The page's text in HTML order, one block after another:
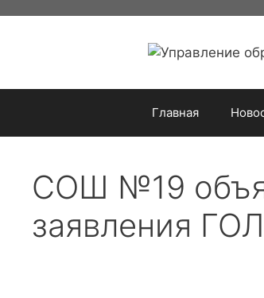
Главная
СОШ №19
заявления